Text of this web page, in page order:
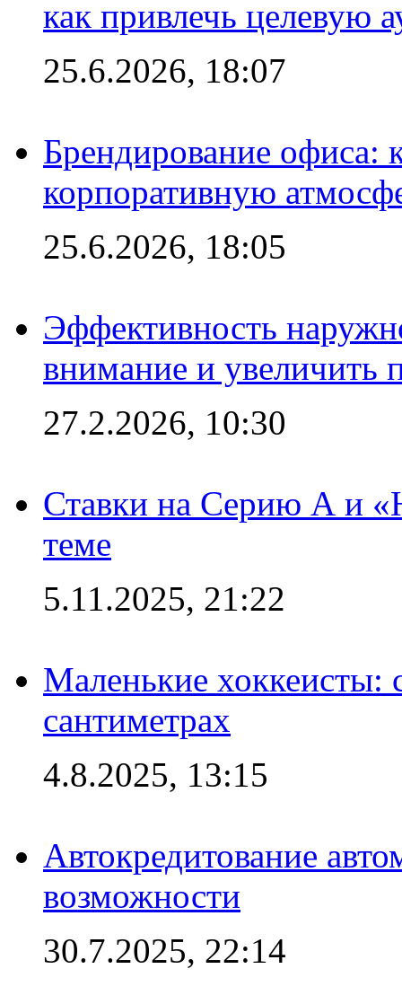
как привлечь целевую
25.6.2026, 18:07
Брендирование офиса:
корпоративную
25.6.2026, 18:05
Эффективность
внимание и увеличить
27.2.2026, 10:30
Ставки на Серию А и
теме
5.11.2025, 21:22
Маленькие хоккеисты:
сантиметрах
4.8.2025, 13:15
Автокредитование
возможности
30.7.2025, 22:14